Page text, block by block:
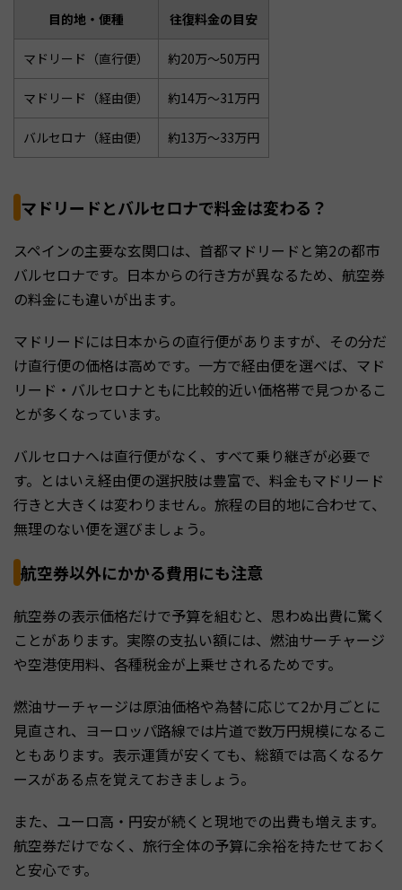
目的地・便種 往復料金の目安
マドリード（直行便） 約20万〜50万円
マドリード（経由便） 約14万〜31万円
バルセロナ（経由便） 約13万〜33万円
マドリードとバルセロナで料金は変わる？
スペインの主要な玄関口は、首都マドリードと第2の都市
バルセロナです。日本からの行き方が異なるため、航空券
の料金にも違いが出ます。
マドリードには日本からの直行便がありますが、その分だ
け直行便の価格は高めです。一方で経由便を選べば、マド
リード・バルセロナともに比較的近い価格帯で見つかるこ
とが多くなっています。
バルセロナへは直行便がなく、すべて乗り継ぎが必要で
す。とはいえ経由便の選択肢は豊富で、料金もマドリード
行きと大きくは変わりません。旅程の目的地に合わせて、
無理のない便を選びましょう。
航空券以外にかかる費用にも注意
航空券の表示価格だけで予算を組むと、思わぬ出費に驚く
ことがあります。実際の支払い額には、燃油サーチャージ
や空港使用料、各種税金が上乗せされるためです。
燃油サーチャージは原油価格や為替に応じて2か月ごとに
見直され、ヨーロッパ路線では片道で数万円規模になるこ
ともあります。表示運賃が安くても、総額では高くなるケ
ースがある点を覚えておきましょう。
また、ユーロ高・円安が続くと現地での出費も増えます。
航空券だけでなく、旅行全体の予算に余裕を持たせておく
と安心です。